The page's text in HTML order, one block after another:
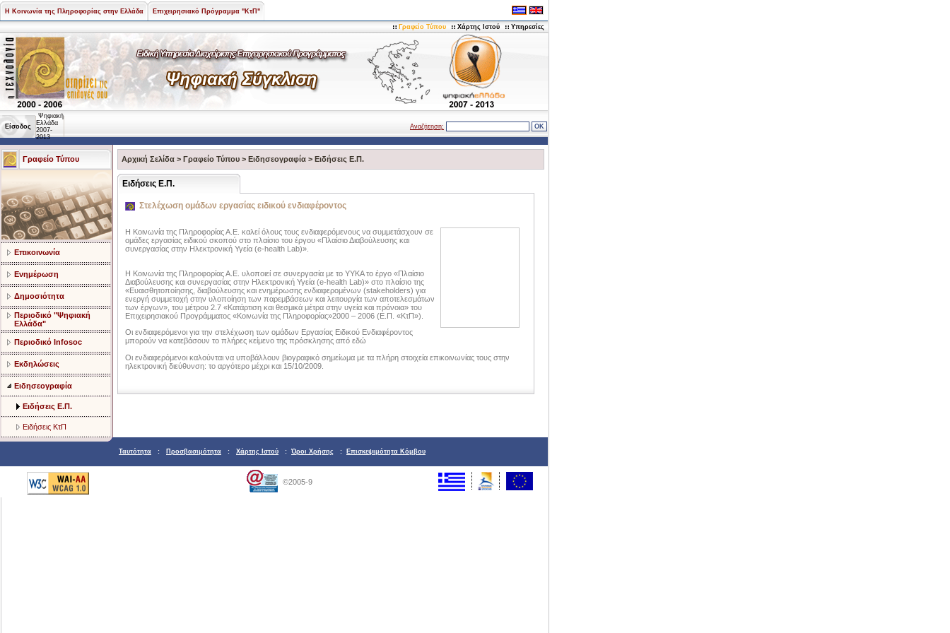
Η Κοινωνία της Πληροφορίας στην Ελλάδα Επιχειρησιακό Πρόγραμμα "ΚτΠ"
Γραφείο Τύπου Χάρτης Ιστού Υπηρεσίες
Είσοδος
Ψηφιακή
Ελλάδα
2007-
2013
Αναζήτηση:
Γραφείο Τύπου
Επικοινωνία
Ενημέρωση
Δημοσιότητα
Περιοδικό "Ψηφιακή
Ελλάδα"
Περιοδικό Infosoc
Εκδηλώσεις
Ειδησεογραφία
Ειδήσεις Ε.Π.
Ειδήσεις ΚτΠ
Αρχική Σελίδα > Γραφείο Τύπου > Ειδησεογραφία > Ειδήσεις Ε.Π.
Ειδήσεις Ε.Π.
Στελέχωση ομάδων εργασίας ειδικού ενδιαφέροντος
Η Κοινωνία της Πληροφορίας Α.Ε. καλεί όλους τους ενδιαφερόμενους να συμμετάσχουν σε
ομάδες εργασίας ειδικού σκοπού στο πλαίσιο του έργου «Πλαίσιο Διαβούλευσης και
συνεργασίας στην Ηλεκτρονική Υγεία (e-health Lab)».
Η Κοινωνία της Πληροφορίας Α.Ε. υλοποιεί σε συνεργασία με το ΥΥΚΑ το έργο «Πλαίσιο
Διαβούλευσης και συνεργασίας στην Ηλεκτρονική Υγεία (e-health Lab)» στο πλαίσιο της
«Ευαισθητοποίησης, διαβούλευσης και ενημέρωσης ενδιαφερομένων (stakeholders) για
ενεργή συμμετοχή στην υλοποίηση των παρεμβάσεων και λειτουργία των αποτελεσμάτων
των έργων», του μέτρου 2.7 «Κατάρτιση και θεσμικά μέτρα στην υγεία και πρόνοια» του
Επιχειρησιακού Προγράμματος «Κοινωνία της Πληροφορίας»2000 – 2006 (Ε.Π. «ΚτΠ»).
Οι ενδιαφερόμενοι για την στελέχωση των ομάδων Εργασίας Ειδικού Ενδιαφέροντος
μπορούν να κατεβάσουν το πλήρες κείμενο της πρόσκλησης από εδώ
Οι ενδιαφερόμενοι καλούνται να υποβάλλουν βιογραφικό σημείωμα με τα πλήρη στοιχεία επικοινωνίας τους στην
ηλεκτρονική διεύθυνση: το αργότερο μέχρι και 15/10/2009.
Ταυτότητα : Προσβασιμότητα : Χάρτης Ιστού : Όροι Χρήσης : Επισκεψιμότητα Κόμβου
©2005-9